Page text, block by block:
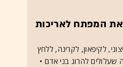
המפתח לאריכות
לקיפאון, לקרינה, ללחץ
שעלולים להרוג בני אדם •